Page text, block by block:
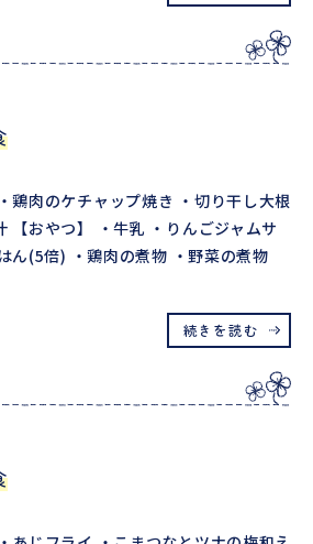
鶏肉のケチャップ焼き ・切り干し大根
【おやつ】 ・牛乳 ・りんごジャムサ
ん(5倍) ・鶏肉の煮物 ・野菜の煮物
続きを読む